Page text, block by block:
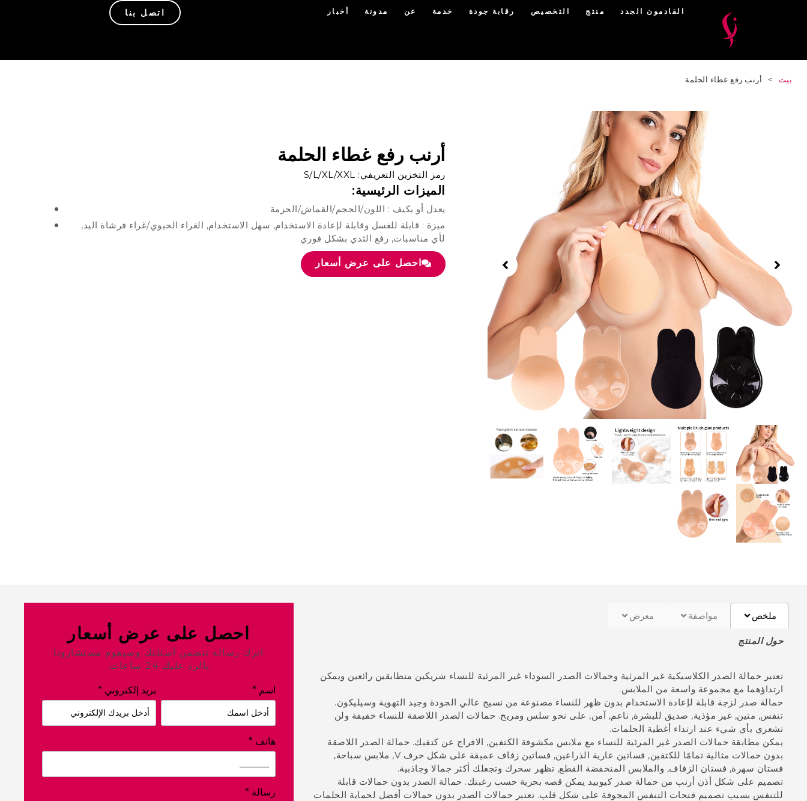
القادمون الجدد منتج التخصيص رقابة جودة خدمة عن مدونة أخبار اتصل بنا
بيت > أرنب رفع غطاء الحلمة
أرنب رفع غطاء الحلمة
رمز التخزين التعريفي: S/L/XL/XXL
الميزات الرئيسية:
يعدل أو يكيف : اللون/الحجم/القماش/الحزمة
ميزة : قابلة للغسل وقابلة لإعادة الاستخدام, سهل الاستخدام, الغراء الحيوي/غراء فرشاة اليد,
لأي مناسبات, رفع الثدي بشكل فوري
احصل على عرض أسعار
ملخص مواصفة معرض
حول المنتج
تعتبر حمالة الصدر الكلاسيكية غير المرئية وحمالات الصدر السوداء غير المرئية للنساء شريكين متطابقين رائعين ويمكن
ارتداؤهما مع مجموعة واسعة من الملابس.
حمالة صدر لزجة قابلة لإعادة الاستخدام بدون ظهر للنساء مصنوعة من نسيج عالي الجودة وجيد التهوية وسيليكون.
تنفس, متين, غير مؤذية, صديق للبشرة, ناعم, آمن, على نحو سلس ومريح. حمالات الصدر اللاصقة للنساء خفيفة ولن
تشعري بأي شيء عند ارتداء أغطية الحلمات.
يمكن مطابقة حمالات الصدر غير المرئية للنساء مع ملابس مكشوفة الكتفين, الافراج عن كتفيك. حمالة الصدر اللاصقة
بدون حمالات مثالية تمامًا للكتفين, فساتين عارية الذراعين, فساتين زفاف عميقة على شكل حرف V, ملابس سباحة,
فستان سهرة, فستان الزفاف, والملابس المنخفضة القطع, تظهر سحرك وتجعلك أكثر جمالا وجاذبية.
تصميم على شكل أذن أرنب من حمالة صدر كيوبيد يمكن قصه بحرية حسب رغبتك. حمالة الصدر بدون حمالات قابلة
للتنفس بسبب تصميم فتحات التنفس المجوفة على شكل قلب. تعتبر حمالات الصدر بدون حمالات أفضل لحماية الحلمات
احصل على عرض أسعار
اترك رسالة تتضمن أسئلتك وسيقوم مستشارونا
بالرد عليك 24 ساعات.
اسم * بريد إلكتروني *
هاتف *
رسالة *